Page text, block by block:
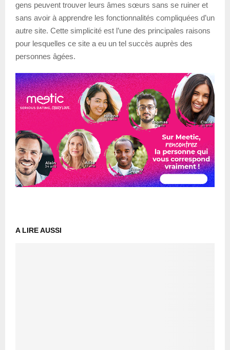
gens peuvent trouver leurs âmes sœurs sans se ruiner et
sans avoir à apprendre les fonctionnalités compliquées d’un
autre site. Cette simplicité est l’une des principales raisons
pour lesquelles ce site a eu un tel succès auprès des
personnes âgées.
A LIRE AUSSI